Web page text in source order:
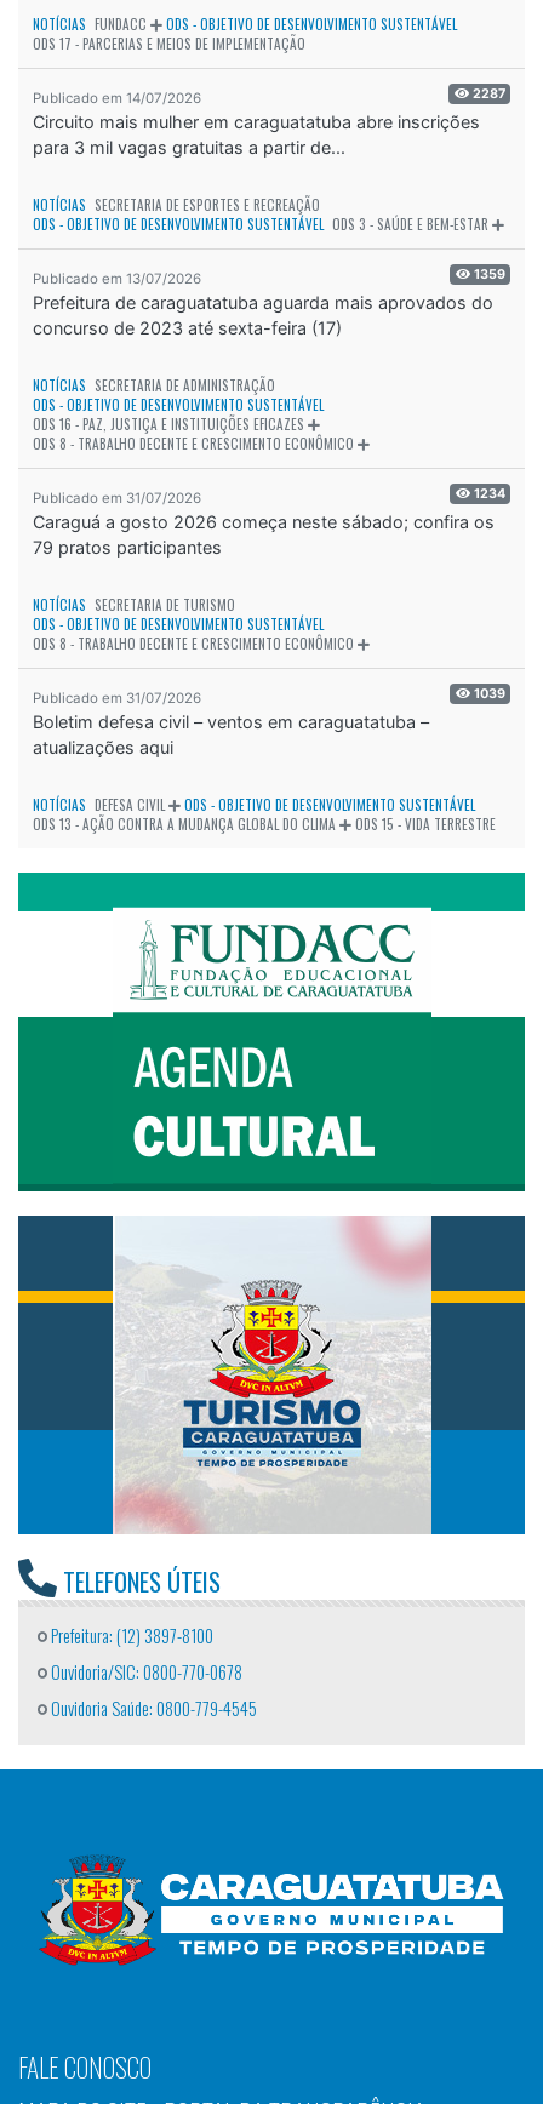
NOTÍCIAS FUNDACC
ODS - OBJETIVO DE DESENVOLVIMENTO SUSTENTÁVEL
ODS 17 - PARCERIAS E MEIOS DE IMPLEMENTAÇÃO
Publicado em 14/07/2026 2287
Circuito mais mulher em caraguatatuba abre inscrições
para 3 mil vagas gratuitas a partir de...
NOTÍCIAS SECRETARIA DE ESPORTES E RECREAÇÃO
ODS - OBJETIVO DE DESENVOLVIMENTO SUSTENTÁVEL ODS 3 - SAÚDE E BEM-ESTAR
Publicado em 13/07/2026 1359
Prefeitura de caraguatatuba aguarda mais aprovados do
concurso de 2023 até sexta-feira (17)
NOTÍCIAS SECRETARIA DE ADMINISTRAÇÃO
ODS - OBJETIVO DE DESENVOLVIMENTO SUSTENTÁVEL
ODS 16 - PAZ, JUSTIÇA E INSTITUIÇÕES EFICAZES
ODS 8 - TRABALHO DECENTE E CRESCIMENTO ECONÔMICO
Publicado em 31/07/2026 1234
Caraguá a gosto 2026 começa neste sábado; confira os
79 pratos participantes
NOTÍCIAS SECRETARIA DE TURISMO
ODS - OBJETIVO DE DESENVOLVIMENTO SUSTENTÁVEL
ODS 8 - TRABALHO DECENTE E CRESCIMENTO ECONÔMICO
Publicado em 31/07/2026 1039
Boletim defesa civil – ventos em caraguatatuba –
atualizações aqui
NOTÍCIAS DEFESA CIVIL
ODS - OBJETIVO DE DESENVOLVIMENTO SUSTENTÁVEL
ODS 13 - AÇÃO CONTRA A MUDANÇA GLOBAL DO CLIMA
ODS 15 - VIDA TERRESTRE
TELEFONES ÚTEIS
Prefeitura: (12) 3897-8100
Ouvidoria/SIC: 0800-770-0678
Ouvidoria Saúde: 0800-779-4545
FALE CONOSCO